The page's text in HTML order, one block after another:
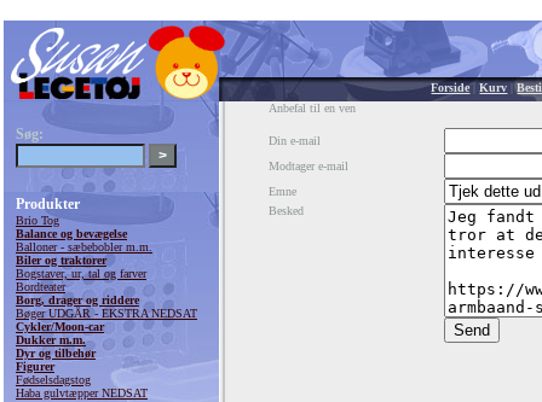
Forside|Kurv |
Søg:
Produkter
Brio Tog
Balance og bevægelse
Balloner - sæbebobler m.m.
Biler og traktorer
Bogstaver, ur, tal og farver
Bordteater
Borg, drager og riddere
Bøger UDGÅR - EKSTRA NEDSAT
Cykler/Moon-car
Dukker m.m.
Dyr og tilbehør
Figurer
Fødselsdagstog
Haba gulvtæpper NEDSAT
Anbefal til en ven
Din e-mail
Modtager e-mail
Emne
Besked